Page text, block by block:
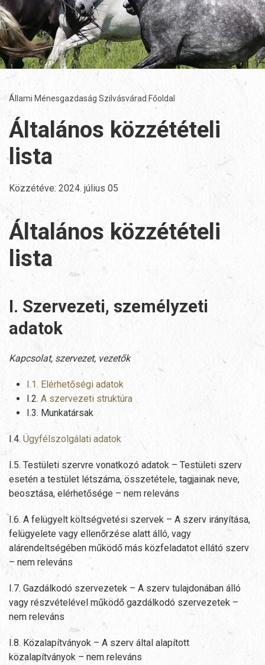
Állami Ménesgazdaság Szilvásvárad Főoldal
Általános közzétételi
lista
Közzétéve: 2024. július 05
Általános közzétételi
lista
I. Szervezeti, személyzeti
adatok
Kapcsolat, szervezet, vezetők
I.1. Elérhetőségi adatok
I.2. A szervezeti struktúra
I.3. Munkatársak
I.4. Ügyfélszolgálati adatok
I.5. Testületi szervre vonatkozó adatok – Testületi szerv
esetén a testület létszáma, összetétele, tagjainak neve,
beosztása, elérhetősége – nem releváns
I.6. A felügyelt költségvetési szervek – A szerv irányítása,
felügyelete vagy ellenőrzése alatt álló, vagy
alárendeltségében működő más közfeladatot ellátó szerv
– nem releváns
I.7. Gazdálkodó szervezetek – A szerv tulajdonában álló
vagy részvételével működő gazdálkodó szervezetek –
nem releváns
I.8. Közalapítványok – A szerv által alapított
közalapítványok – nem releváns